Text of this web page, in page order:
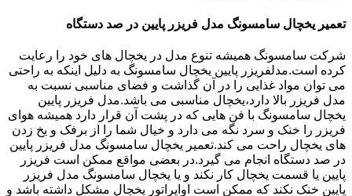
تعمیر یخچال سامسونگ مدل فریزر پایین در صد دستگاه
شرکت سامسونگ همیشه تنوع مدل در یخچال های خود را رعایت
کرده است.مدلفریزر پایین یخچال سامسونگ به دلیل اینکه به راحتی
می توان مواد غذایی را در آن گذاشت و فضای مناسبی نسبت به
مدل فریزر بالا دارد،یخچال مناسبی می باشد.مدل فریزر پایین
یخچال سامسونگ با فن هایی که در پشت آن قرار دارد همیشه هوای
فریزر را خنک و سرد نگه می دارد و خیال شما را از برفک و یخ زدن
های یخچال راحت می کند.تعمیر یخچال سامسونگ مدل فریزر پایین
در صد دستگاه انجام می گیرد.در بعضی مواقع ممکن است فریزر
پایین یا قسمت یخچال کار نکند و یا یخچال سامسونگ مدل فریزر
پایین خنک نکند که ممکن است اواپراتور یخچال مشکل داشته باشد و